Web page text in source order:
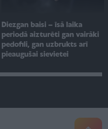
Diezgan baisi – īsā laika
periodā aizturēti gan vairāki
pedofili, gan uzbrukts arī
pieaugušai sievietei